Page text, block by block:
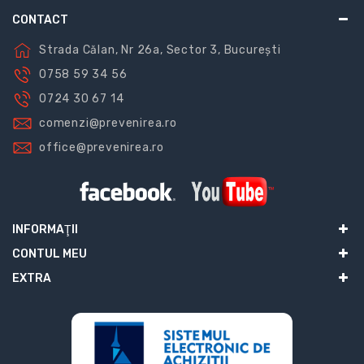
CONTACT
Strada Călan, Nr 26a, Sector 3, București
0758 59 34 56
0724 30 67 14
comenzi@prevenirea.ro
office@prevenirea.ro
INFORMAŢII
CONTUL MEU
EXTRA